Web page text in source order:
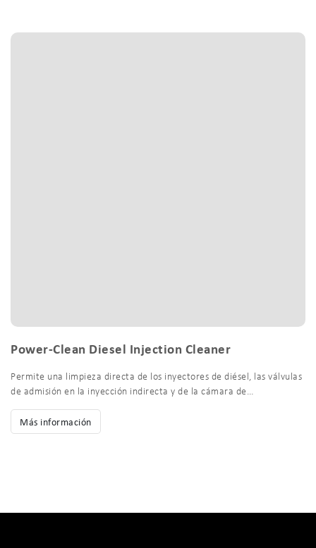
Power-Clean Diesel Injection Cleaner
Permite una limpieza directa de los inyectores de diésel, las válvulas
de admisión en la inyección indirecta y de la cámara de…
Más información